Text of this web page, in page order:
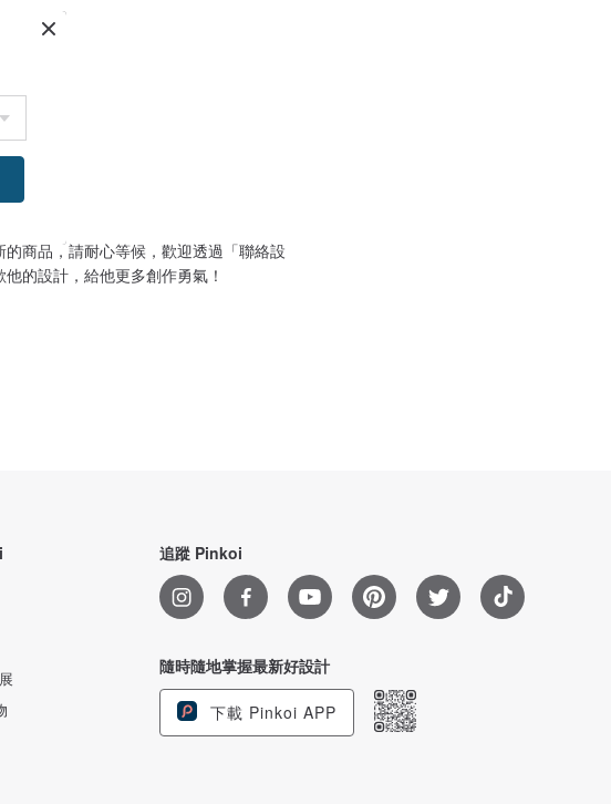
商品，請耐心等候，歡迎透過「聯絡設
的設計，給他更多創作勇氣！
追蹤 Pinkoi
隨時隨地掌握最新好設計
下載 Pinkoi APP